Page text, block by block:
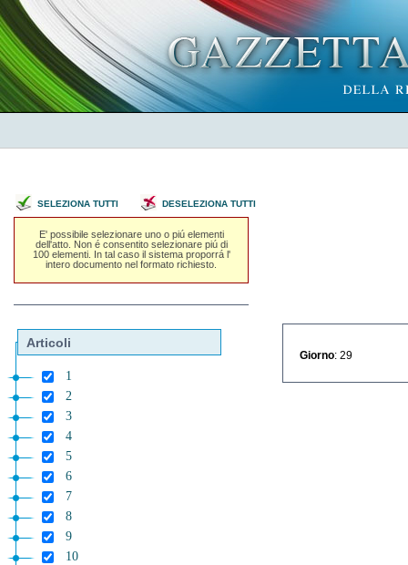
SELEZIONA TUTTI DESELEZIONA TUTTI
E' possibile selezionare uno o piú elementi
dell'atto. Non é consentito selezionare piú di
100 elementi. In tal caso il sistema proporrá l'
intero documento nel formato richiesto.
Articoli
1
2
3
4
5
6
7
8
9
10
Giorno : 29